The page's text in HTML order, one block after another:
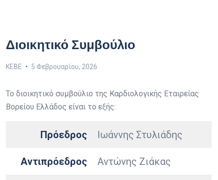
Διοικητικό Συμβούλιο
ΚΕΒΕ 5 Φεβρουαρίου, 2026
Το διοικητικό συμβούλιο της Καρδιολογικής Εταιρείας
Βορείου Ελλάδος είναι το εξής:
Πρόεδρος Ιωάννης Στυλιάδης
Αντιπρόεδρος Αντώνης Ζιάκας